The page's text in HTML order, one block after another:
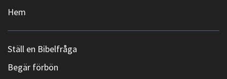
Hem
Ställ en Bibelfråga
Begär förbön